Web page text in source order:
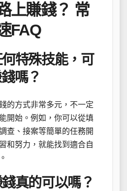
上賺錢？ 常
FAQ
特殊技能，可
嗎？
的方式非常多元，不一定
開始。例如，你可以從填
查、接案等簡單的任務開
和努力，就能找到適合自
真的可以嗎？